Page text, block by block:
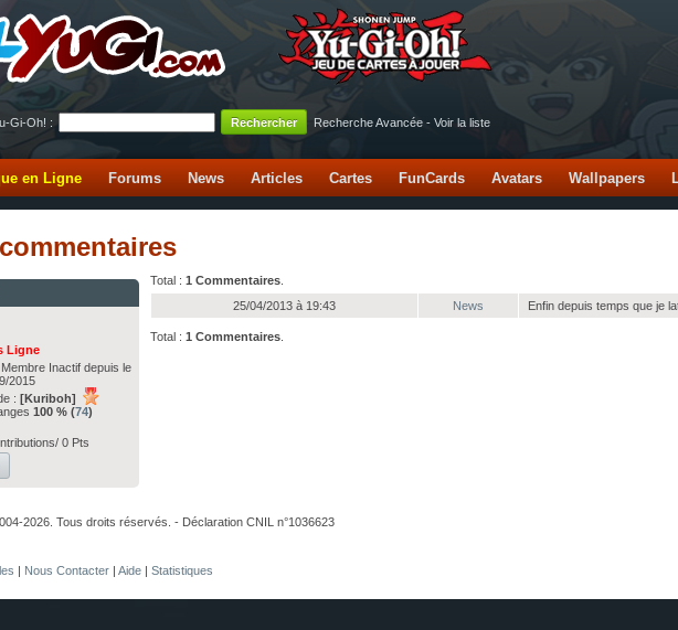
Gi-Oh! :
Recherche Avancée - Voir la liste
en Ligne Forums News Articles Cartes FunCards Avatars Wallpapers
Ligne
Membre Inactif depuis le
2015
: [Kuriboh]
100 % (74)
0 Pts
Total : 1 Commentaires.
25/04/2013 à 19:43
News Enfin depuis temps que je
Total : 1 Commentaires.
2026. Tous droits réservés. - Déclaration CNIL n°1036623
| Nous Contacter | Aide | Statistiques